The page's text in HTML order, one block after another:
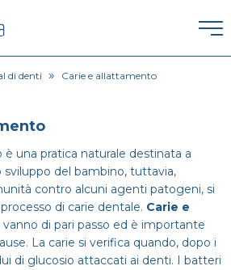
di denti » Carie e allattamento
una pratica naturale destinata a
sviluppo del bambino, tuttavia,
contro alcuni agenti patogeni, si
di carie dentale. Carie e
vanno di pari passo ed è importante
La carie si verifica quando, dopo i
di glucosio attaccati ai denti. I batteri